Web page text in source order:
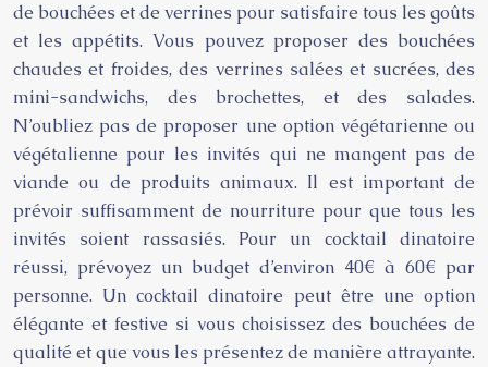
de bouchées et de verrines pour satisfaire tous les goûts
et les appétits. Vous pouvez proposer des bouchées
chaudes et froides, des verrines salées et sucrées, des
mini-sandwichs, des brochettes, et des salades.
N’oubliez pas de proposer une option végétarienne ou
végétalienne pour les invités qui ne mangent pas de
viande ou de produits animaux. Il est important de
prévoir suffisamment de nourriture pour que tous les
invités soient rassasiés. Pour un cocktail dinatoire
réussi, prévoyez un budget d’environ 40€ à 60€ par
personne. Un cocktail dinatoire peut être une option
élégante et festive si vous choisissez des bouchées de
qualité et que vous les présentez de manière attrayante.